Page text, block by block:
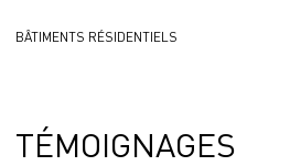
BÂTIMENTS RÉSIDENTIELS
TÉMOIGNAGES